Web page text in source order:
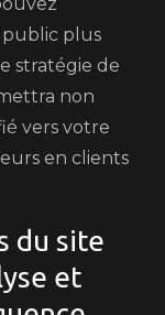
public plus
stratégie de
non
vers votre
en clients
du site
et